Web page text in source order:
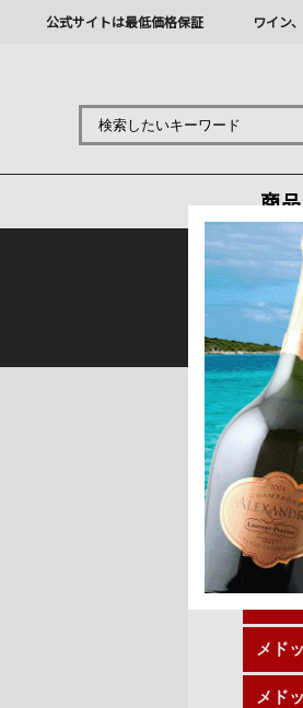
公式サイトは最低価格保証 ワイン
商
熊
トップ ＞産
メド
メドッ
ボルド
ここで
メド
メド